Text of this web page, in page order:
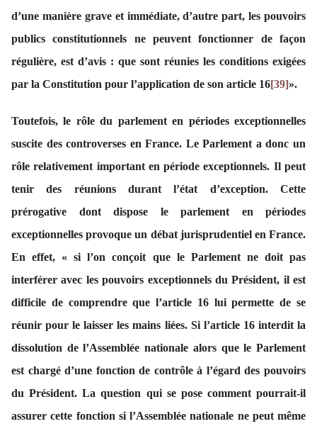
d’une manière grave et immédiate, d’autre part, les pouvoirs
publics constitutionnels ne peuvent fonctionner de façon
régulière, est d’avis : que sont réunies les conditions exigées
par la Constitution pour l’application de son article 16[39]».
Toutefois, le rôle du parlement en périodes exceptionnelles
suscite des controverses en France. Le Parlement a donc un
rôle relativement important en période exceptionnels. Il peut
tenir des réunions durant l’état d’exception. Cette
prérogative dont dispose le parlement en périodes
exceptionnelles provoque un débat jurisprudentiel en France.
En effet, « si l’on conçoit que le Parlement ne doit pas
interférer avec les pouvoirs exceptionnels du Président, il est
difficile de comprendre que l’article 16 lui permette de se
réunir pour le laisser les mains liées. Si l’article 16 interdit la
dissolution de l’Assemblée nationale alors que le Parlement
est chargé d’une fonction de contrôle à l’égard des pouvoirs
du Président. La question qui se pose comment pourrait-il
assurer cette fonction si l’Assemblée nationale ne peut même